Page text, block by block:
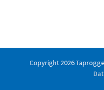
Copyright 2026